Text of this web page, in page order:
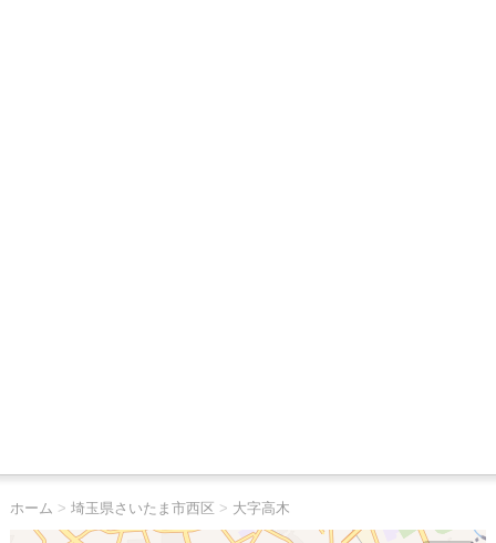
ホーム > 埼玉県さいたま市西区 > 大字高木